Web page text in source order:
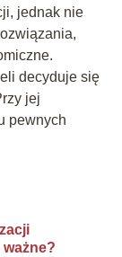
jednak nie
decyduje się
jej
pewnych